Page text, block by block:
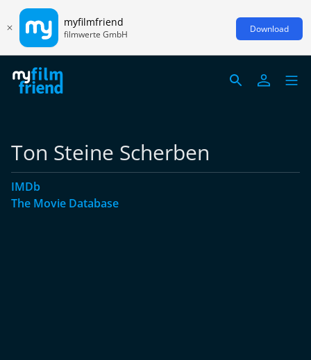
myfilmfriend
filmwerte GmbH Download
Ton Steine Scherben
IMDb
The Movie Database